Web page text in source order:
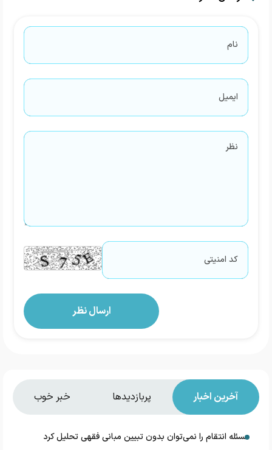
آخرین اخبار پربازدیدها خبر خوب
مسئله انتقام را نمی‌توان بدون تبیین مبانی فقهی تحلیل کرد